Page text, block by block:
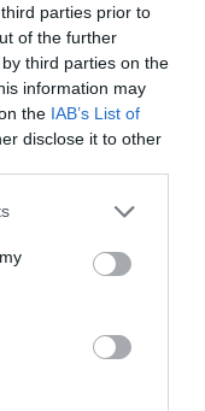
parties prior to
of the further
third parties on the
information may
the IAB’s List of
disclose it to other
ÓPTIMO
8.2/10
by the hotel!!!!
hotel?
6.8/10